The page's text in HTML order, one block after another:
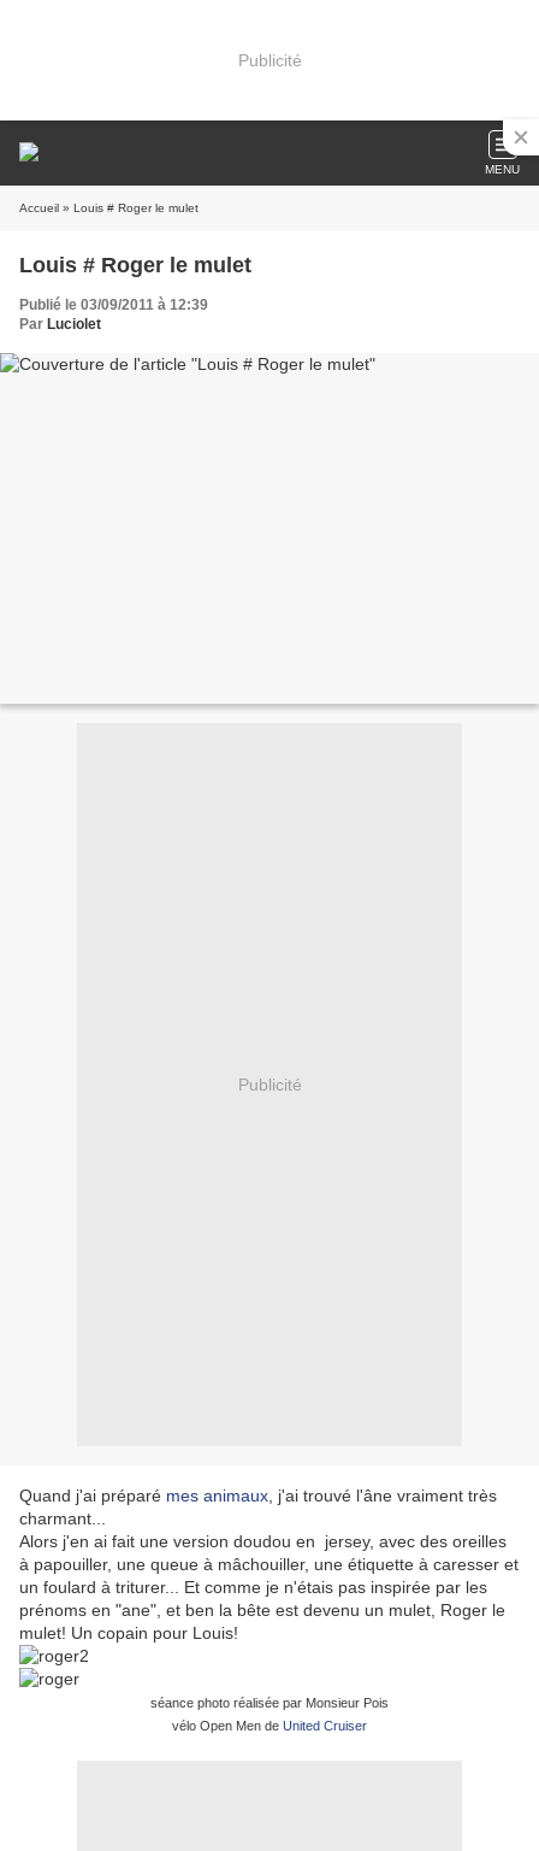
Publicité
MENU
Accueil » Louis # Roger le mulet
Louis # Roger le mulet
Publié le 03/09/2011 à 12:39
Par Luciolet
Publicité
Quand j'ai préparé mes animaux , j'ai trouvé l'âne vraiment très
charmant...
Alors j'en ai fait une version doudou en jersey, avec des oreilles
à papouiller, une queue à mâchouiller, une étiquette à caresser et
un foulard à triturer... Et comme je n'étais pas inspirée par les
prénoms en "ane", et ben la bête est devenu un mulet, Roger le
mulet! Un copain pour Louis!
séance photo réalisée par Monsieur Pois
vélo Open Men de United Cruiser